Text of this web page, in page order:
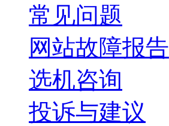
常见问题
网站故障报告
选机咨询
投诉与建议